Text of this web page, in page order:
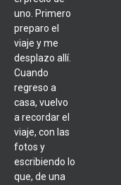
uno. Primero
preparo el
viaje y me
desplazo allí.
Cuando
regreso a
casa, vuelvo
a recordar el
viaje, con las
fotos y
escribiendo lo
que, de una